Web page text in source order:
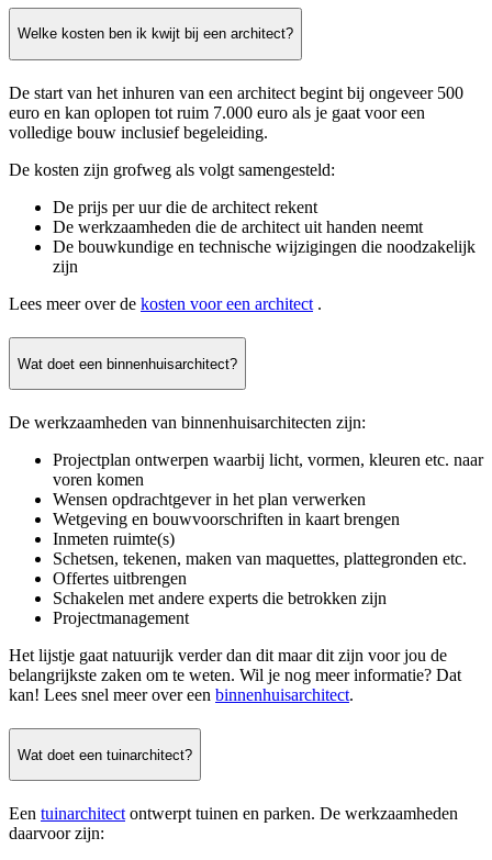
Welke kosten ben ik kwijt bij een architect?
De start van het inhuren van een architect begint bij ongeveer 500
euro en kan oplopen tot ruim 7.000 euro als je gaat voor een
volledige bouw inclusief begeleiding.
De kosten zijn grofweg als volgt samengesteld:
De prijs per uur die de architect rekent
De werkzaamheden die de architect uit handen neemt
De bouwkundige en technische wijzigingen die noodzakelijk
zijn
Lees meer over de kosten voor een architect .
Wat doet een binnenhuisarchitect?
De werkzaamheden van binnenhuisarchitecten zijn:
Projectplan ontwerpen waarbij licht, vormen, kleuren etc. naar
voren komen
Wensen opdrachtgever in het plan verwerken
Wetgeving en bouwvoorschriften in kaart brengen
Inmeten ruimte(s)
Schetsen, tekenen, maken van maquettes, plattegronden etc.
Offertes uitbrengen
Schakelen met andere experts die betrokken zijn
Projectmanagement
Het lijstje gaat natuurijk verder dan dit maar dit zijn voor jou de
belangrijkste zaken om te weten. Wil je nog meer informatie? Dat
kan! Lees snel meer over een binnenhuisarchitect.
Wat doet een tuinarchitect?
Een tuinarchitect ontwerpt tuinen en parken. De werkzaamheden
daarvoor zijn: